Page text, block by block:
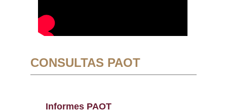
CONSULTAS PAOT
Informes PAOT